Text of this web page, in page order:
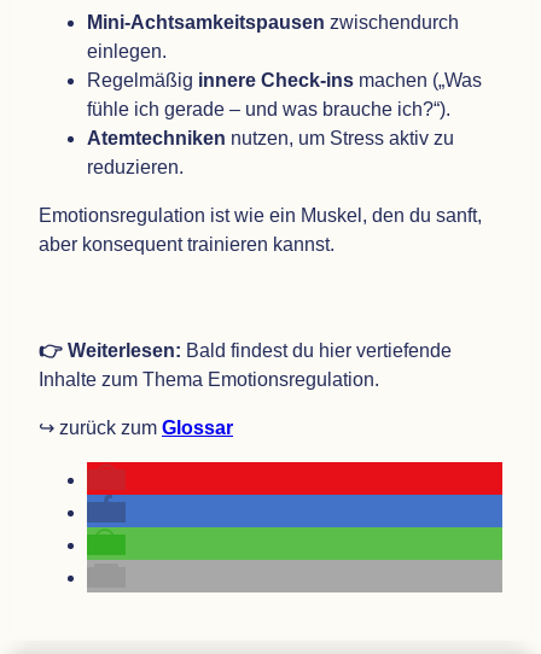
Mini-Acht­sam­keits­pau­sen zwi­schen­durch
einlegen.
Regel­mä­ßig innere Check-ins machen („Was
fühle ich gerade – und was brau­che ich?“).
Atem­tech­ni­ken nut­zen, um Stress aktiv zu
reduzieren.
Emo­ti­ons­re­gu­la­tion ist wie ein Mus­kel, den du sanft,
aber kon­se­quent trai­nie­ren kannst.
👉 Wei­ter­le­sen: Bald fin­dest du hier ver­tie­fende
Inhalte zum Thema Emotionsregulation.
↪️ zurück zum Glos­sar